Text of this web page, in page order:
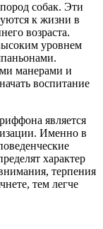
собак. Эти
к жизни в
возраста.
уровнем
манерами и
воспитание
является
Именно в
характер
терпения
тем легче